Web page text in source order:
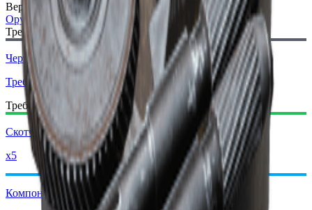
Верстак
Оружейный верстак
Требуемый чертеж:
Чертеж — Надежный приклад III
Требуется
Требуемые материалы:
Скотч
x5
Компоненты для модификаций